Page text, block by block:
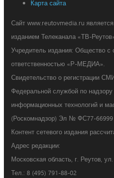
Карта сайта
Сайт www.reutovmedia.ru
изданием Телеканала «ТВ-
Учредитель издания: Общество с
ответственностью «Р-МЕДИА».
Свидетельство о регистрации
Федеральной службой по
информационных технологий и
(Роскомнадзор) Эл № ФС77-66999
Контент сетевого издания
Адрес редакции:
Московская область, г. Реутов,
Тел.: 8 (495) 791-88-02